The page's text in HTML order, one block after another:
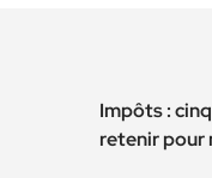
Impôts :
retenir pour